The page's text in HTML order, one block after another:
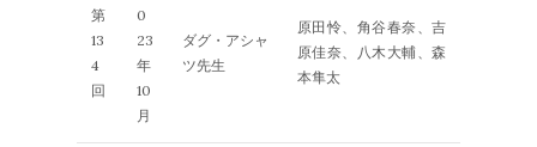
第
13
4
回
0
23
年
10
月
ダグ・アシャ
ツ先生
原田怜、角谷春奈、吉
原佳奈、八木大輔、森
本隼太